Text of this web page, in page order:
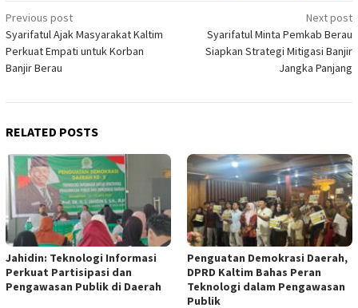
Post
navigation
Previous post
Syarifatul Ajak Masyarakat Kaltim
Perkuat Empati untuk Korban
Banjir Berau
Next post
Syarifatul Minta Pemkab Berau
Siapkan Strategi Mitigasi Banjir
Jangka Panjang
RELATED POSTS
Jahidin: Teknologi Informasi
Perkuat Partisipasi dan
Pengawasan Publik di Daerah
Penguatan Demokrasi Daerah,
DPRD Kaltim Bahas Peran
Teknologi dalam Pengawasan
Publik